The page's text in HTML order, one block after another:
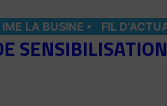
LA BUSINE FIL